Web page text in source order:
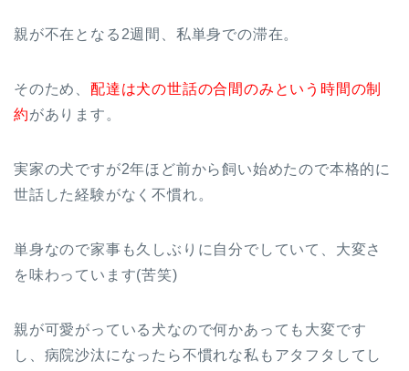
親が不在となる2週間、私単身での滞在。
そのため、 配達は犬の世話の合間のみという時間の制
約があります。
実家の犬ですが2年ほど前から飼い始めたので本格的に
世話した経験がなく不慣れ。
単身なので家事も久しぶりに自分でしていて、大変さ
を味わっています(苦笑)
親が可愛がっている犬なので何かあっても大変です
し、病院沙汰になったら不慣れな私もアタフタしてし